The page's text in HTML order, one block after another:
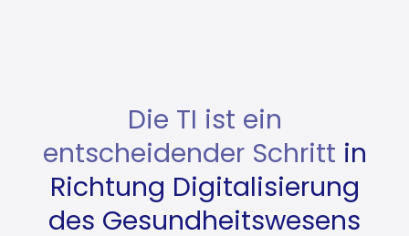
Die TI ist ein
entscheidender Schritt in
Richtung Digitalisierung
des Gesundheitswesens